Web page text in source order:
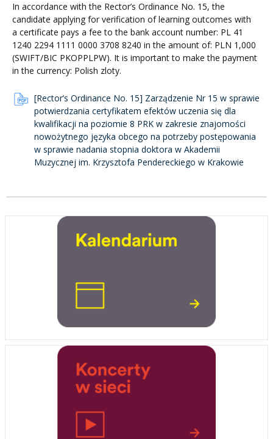
In accordance with the Rector’s Ordinance No. 15, the
candidate applying for verification of learning outcomes with
a certificate pays a fee to the bank account number: PL 41
1240 2294 1111 0000 3708 8240 in the amount of: PLN 1,000
(SWIFT/BIC PKOPPLPW). It is important to make the payment
in the currency: Polish zloty.
[Rector’s Ordinance No. 15] Zarządzenie Nr 15 w sprawie
potwierdzania certyfikatem efektów uczenia się dla
kwalifikacji na poziomie 8 PRK w zakresie znajomości
nowożytnego języka obcego na potrzeby postępowania
w sprawie nadania stopnia doktora w Akademii
Muzycznej im. Krzysztofa Pendereckiego w Krakowie